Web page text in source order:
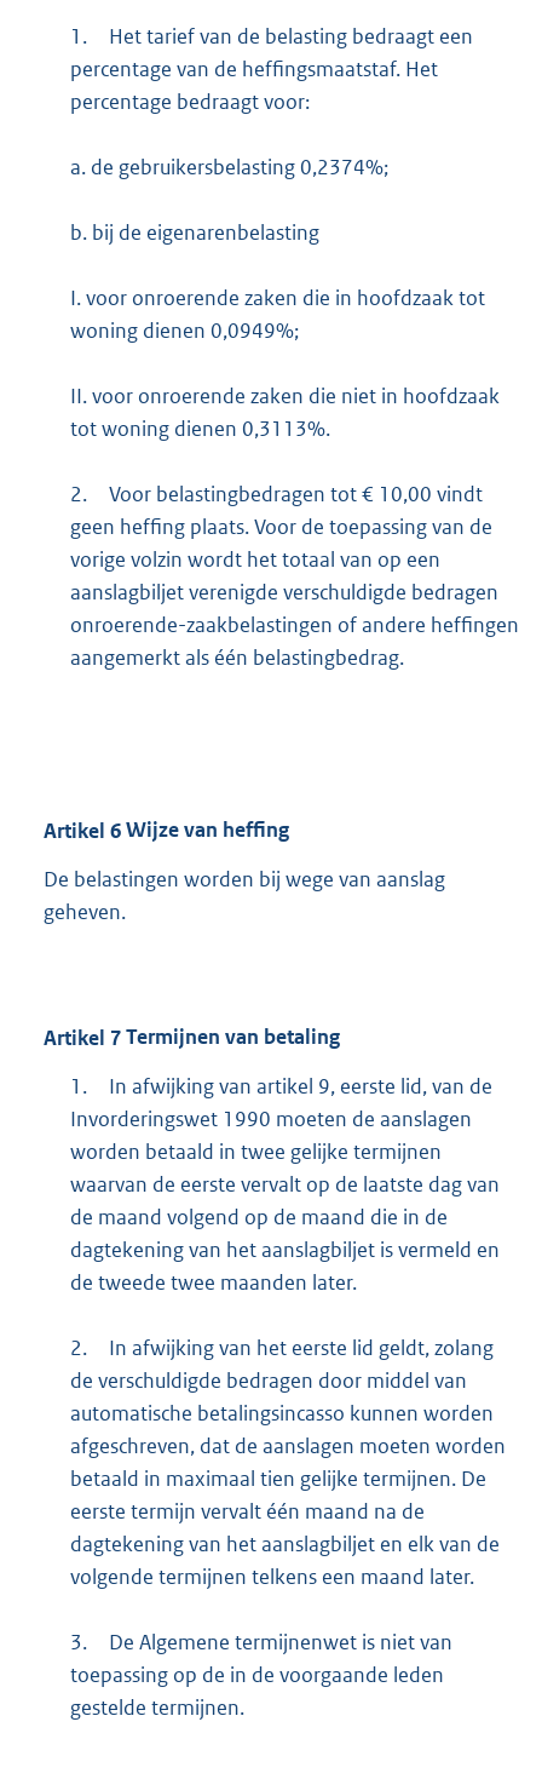
1.
Het tarief van de belasting bedraagt een
percentage van de heffingsmaatstaf. Het
percentage bedraagt voor:
a. de gebruikersbelasting 0,2374%;
b. bij de eigenarenbelasting
I. voor onroerende zaken die in hoofdzaak tot
woning dienen 0,0949%;
II. voor onroerende zaken die niet in hoofdzaak
tot woning dienen 0,3113%.
2.
Voor belastingbedragen tot € 10,00 vindt
geen heffing plaats. Voor de toepassing van de
vorige volzin wordt het totaal van op een
aanslagbiljet verenigde verschuldigde bedragen
onroerende-zaakbelastingen of andere heffingen
aangemerkt als één belastingbedrag.
Artikel 6Wijze van heffing
De belastingen worden bij wege van aanslag
geheven.
Artikel 7Termijnen van betaling
1.
In afwijking van artikel 9, eerste lid, van de
Invorderingswet 1990 moeten de aanslagen
worden betaald in twee gelijke termijnen
waarvan de eerste vervalt op de laatste dag van
de maand volgend op de maand die in de
dagtekening van het aanslagbiljet is vermeld en
de tweede twee maanden later.
2.
In afwijking van het eerste lid geldt, zolang
de verschuldigde bedragen door middel van
automatische betalingsincasso kunnen worden
afgeschreven, dat de aanslagen moeten worden
betaald in maximaal tien gelijke termijnen. De
eerste termijn vervalt één maand na de
dagtekening van het aanslagbiljet en elk van de
volgende termijnen telkens een maand later.
3.
De Algemene termijnenwet is niet van
toepassing op de in de voorgaande leden
gestelde termijnen.